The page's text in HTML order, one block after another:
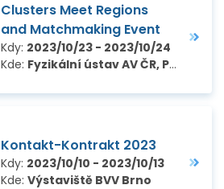
Clusters Meet Regions
and Matchmaking Event
Kdy: 2023/10/23 - 2023/10/24
Kde: Fyzikální ústav AV ČR, Praha
Kontakt-Kontrakt 2023
Kdy: 2023/10/10 - 2023/10/13
Kde: Výstaviště BVV Brno